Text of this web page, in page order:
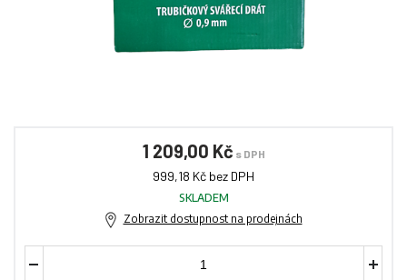
1 209,00 Kč s DPH
999,18 Kč bez DPH
SKLADEM
Zobrazit dostupnost na prodejnách